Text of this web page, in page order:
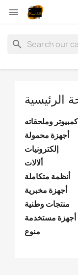

search
الرئيسية
كمبيوتر وملحقاته
أجهزة محمولة
إلكترونيات
ألالات
أنظمة متكاملة
أجهزة مخبرية
منتجات وطنية
أجهزة مستخدمة
منوع